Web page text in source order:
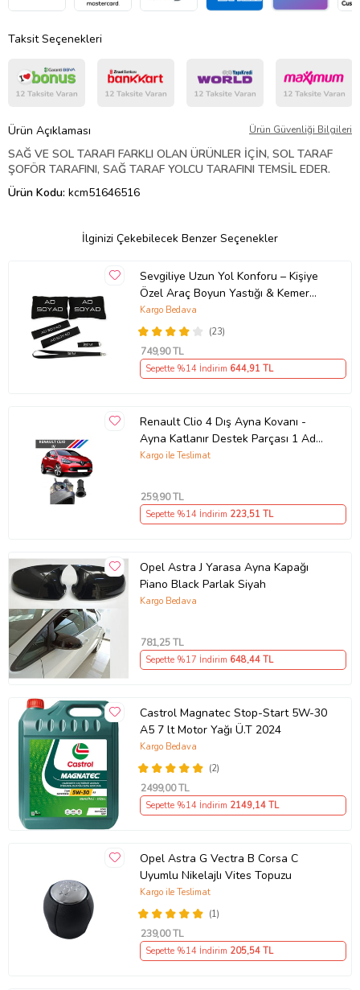
Taksit Seçenekleri
Ürün Açıklaması Ürün Güvenliği Bilgileri
SAĞ VE SOL TARAFI FARKLI OLAN ÜRÜNLER İÇİN, SOL TARAF
ŞOFÖR TARAFINI, SAĞ TARAF YOLCU TARAFINI TEMSİL EDER.
Ürün Kodu: kcm51646516
İlginizi Çekebilecek Benzer Seçenekler
Sevgiliye Uzun Yol Konforu – Kişiye
Özel Araç Boyun Yastığı & Kemer
Pedi Hediye Seti
(23)
Kargo Bedava
749,90 TL
Sepette %14 İndirim 644,91 TL
Renault Clio 4 Dış Ayna Kovanı -
Ayna Katlanır Destek Parçası 1 Adet
490307706 M3625
Kargo ile Teslimat
259,90 TL
Sepette %14 İndirim 223,51 TL
Opel Astra J Yarasa Ayna Kapağı
Piano Black Parlak Siyah
Kargo Bedava
781,25 TL
Sepette %17 İndirim 648,44 TL
Castrol Magnatec Stop-Start 5W-30
A5 7 lt Motor Yağı Ü.T 2024
(2)
Kargo Bedava
2499,00 TL
Sepette %14 İndirim 2149,14 TL
Opel Astra G Vectra B Corsa C
Uyumlu Nikelajlı Vites Topuzu
(1)
Kargo ile Teslimat
239,00 TL
Sepette %14 İndirim 205,54 TL